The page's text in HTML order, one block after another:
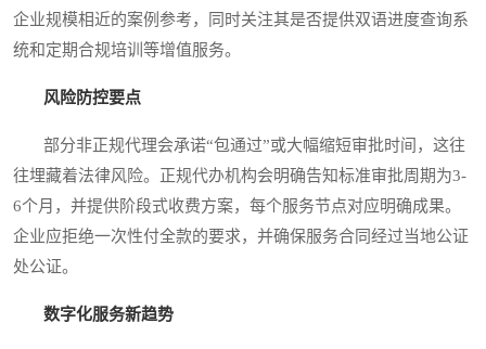
企业规模相近的案例参考，同时关注其是否提供双语进度查询系
统和定期合规培训等增值服务。
风险防控要点
部分非正规代理会承诺“包通过”或大幅缩短审批时间，这往
往埋藏着法律风险。正规代办机构会明确告知标准审批周期为3-
6个月，并提供阶段式收费方案，每个服务节点对应明确成果。
企业应拒绝一次性付全款的要求，并确保服务合同经过当地公证
处公证。
数字化服务新趋势